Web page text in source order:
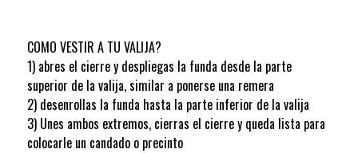
COMO VESTIR A TU VALIJA?
1) abres el cierre y despliegas la funda desde la parte
superior de la valija, similar a ponerse una remera
2) desenrollas la funda hasta la parte inferior de la valija
3) Unes ambos extremos, cierras el cierre y queda lista para
colocarle un candado o precinto